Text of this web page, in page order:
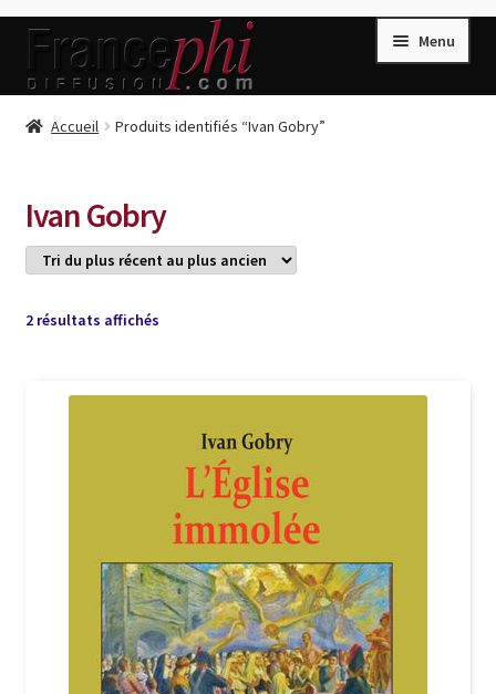
Aller
la
Aller
contenu
Menu
Accueil
Conditions de Vente
Connection
Listes d’Envies
Livres de Philippe Randa
Login Customizer
Newsletter
Nous Contacter
Politique de confidentialité et cookies
Accueil Produits identifiés “Ivan Gobry”
Ivan Gobry
2 résultats affichésTrié
récent
ancien